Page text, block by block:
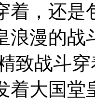
着，还是
浪漫的战
致战斗
着大国堂